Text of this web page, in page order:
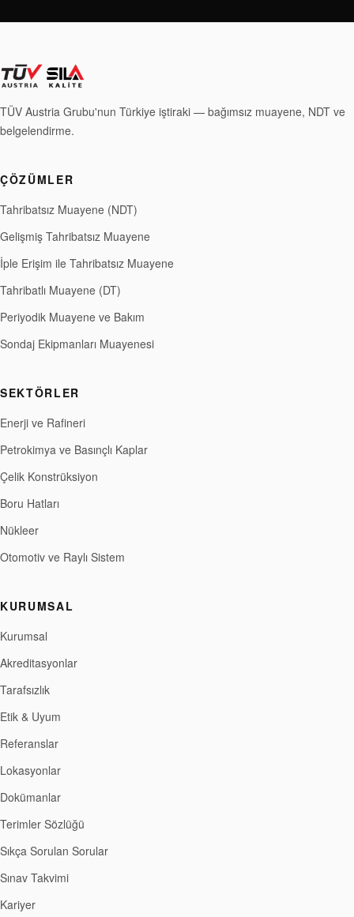
TÜV Austria Grubu'nun Türkiye iştiraki — bağımsız muayene, NDT ve
belgelendirme.
ÇÖZÜMLER
Tahribatsız Muayene (NDT)
Gelişmiş Tahribatsız Muayene
İple Erişim ile Tahribatsız Muayene
Tahribatlı Muayene (DT)
Periyodik Muayene ve Bakım
Sondaj Ekipmanları Muayenesi
SEKTÖRLER
Enerji ve Rafineri
Petrokimya ve Basınçlı Kaplar
Çelik Konstrüksiyon
Boru Hatları
Nükleer
Otomotiv ve Raylı Sistem
KURUMSAL
Kurumsal
Akreditasyonlar
Tarafsızlık
Etik & Uyum
Referanslar
Lokasyonlar
Dokümanlar
Terimler Sözlüğü
Sıkça Sorulan Sorular
Sınav Takvimi
Kariyer